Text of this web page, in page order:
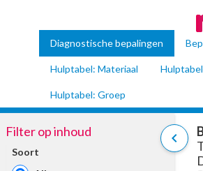
Diagnostische bepalingen
Hulptabel: Materiaal
Hulptabel: Groep
chevron_left
Filter op inhoud
Soort